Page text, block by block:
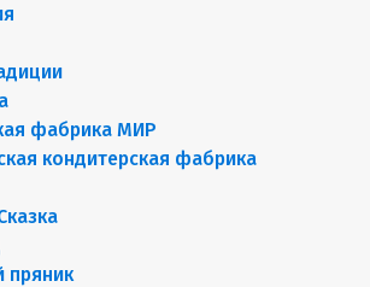
фабрика МИР
кондитерская фабрика
пряник